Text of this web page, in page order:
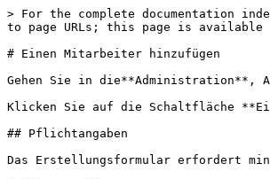
> For the complete documentation
to page URLs; this page is available
# Einen Mitarbeiter hinzufügen
Gehen Sie in die**Administration**,
Klicken Sie auf die Schaltfläche
## Pflichtangaben
Das Erstellungsformular erfordert